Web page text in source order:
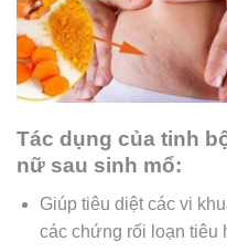
Tác dụng của tinh
nữ sau sinh mổ:
Giúp tiêu diệt các vi
các chứng rối loạn tiêu